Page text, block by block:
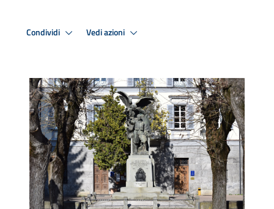
Condividi Vedi azioni